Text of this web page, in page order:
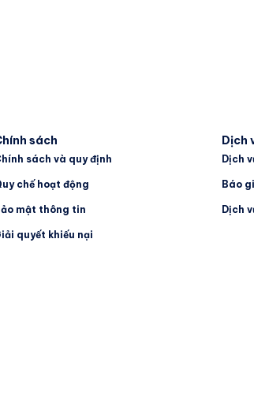
sách
sách và quy định
chế hoạt động
mật thông tin
quyết khiếu nại
Dịch
Dịch
Báo
Dịch